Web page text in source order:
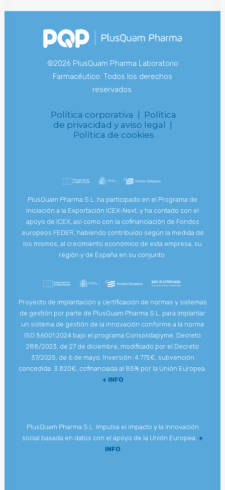
©2026 PlusQuam Pharma Laboratorio
Farmacéutico. Todos los derechos
reservados.
Política corporativa | Política
de privacidad y aviso legal |
Política de cookies
PlusQuam Pharma S.L. ha participado en el Programa de
Iniciación a la Exportación ICEX-Next, y ha contado con el
apoyo de ICEX, así como con la cofinanciación de Fondos
europeos FEDER, habiendo contribuido según la medida de
los mismos, al crecimiento económico de esta empresa, su
región y de España en su conjunto.
Proyecto de implantación y certificación de normas y sistemas
de gestión por parte de PlusQuam Pharma S.L. para implantar
un sistema de gestión de la innovación conforme a la norma
ISO 56001:2024 bajo el programa Consolidapyme. Decreto
288/2023, de 27 de diciembre, modificado por el Decreto
37/2025, de 6 de mayo. Inversión: 4.775€, subvención
concedida: 3.820€, cofinanciada al 85% por la Unión Europea.
+ INFO
PlusQuam Pharma S.L. impulsa el impacto y la innovación
social basada en datos con el apoyo de la Unión Europea. +
INFO